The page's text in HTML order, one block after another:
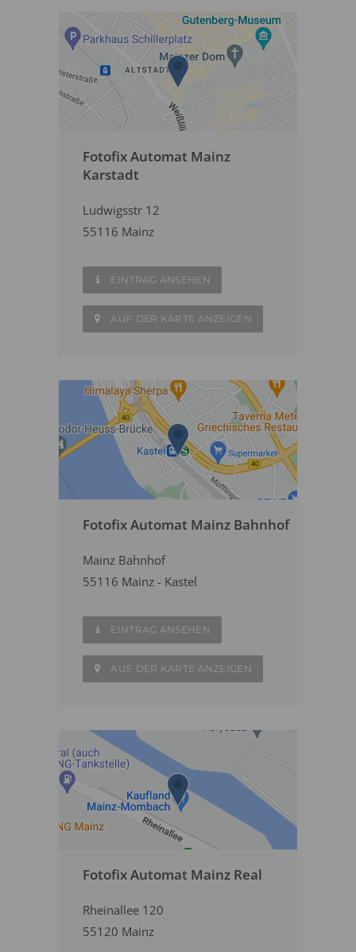
Fotofix Automat Mainz
Karstadt
Ludwigsstr 12
55116 Mainz
EINTRAG ANSEHEN
AUF DER KARTE ANZEIGEN
Fotofix Automat Mainz Bahnhof
Mainz Bahnhof
55116 Mainz - Kastel
EINTRAG ANSEHEN
AUF DER KARTE ANZEIGEN
Fotofix Automat Mainz Real
Rheinallee 120
55120 Mainz